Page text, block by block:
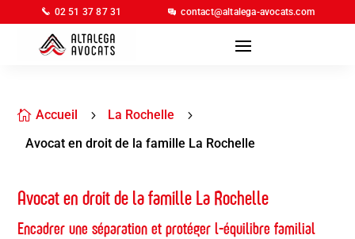
02 51 37 87 31 contact@altalega-avocats.com
 Accueil 5 La Rochelle 5
Avocat en droit de la famille La Rochelle
Avocat en droit de la famille La Rochelle
Encadrer une séparation et protéger l-équilibre familial